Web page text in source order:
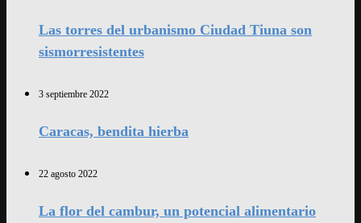
Las torres del urbanismo Ciudad Tiuna son
sismorresistentes
3 septiembre 2022
Caracas, bendita hierba
22 agosto 2022
La flor del cambur, un potencial alimentario